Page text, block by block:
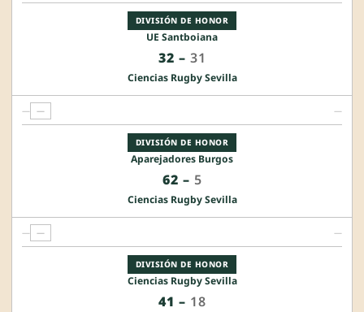
DIVISIÓN DE HONOR
UE Santboiana
32 – 31
Ciencias Rugby Sevilla
DIVISIÓN DE HONOR
Aparejadores Burgos
62 – 5
Ciencias Rugby Sevilla
— — —
DIVISIÓN DE HONOR
Ciencias Rugby Sevilla
41 – 18
— — —